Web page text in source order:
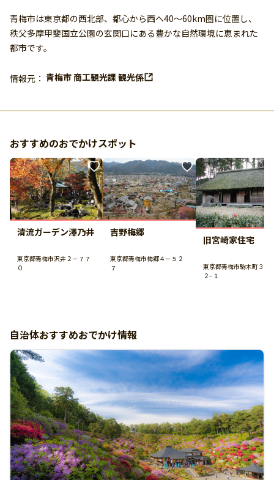
青梅市は東京都の西北部、都心から西へ40〜60km圏に位置し、
秩父多摩甲斐国立公園の玄関口にある豊かな自然環境に恵まれた
都市です。
情報元： 青梅市 商工観光課 観光係
おすすめのおでかけスポット
清流ガーデン澤乃井
東京都青梅市沢井２－７７
０
吉野梅郷
東京都青梅市梅郷４－５２
７
旧宮崎家住宅
東京都青梅市駒木町３−
２−１
自治体おすすめおでかけ情報